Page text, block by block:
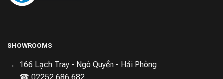
cả vào ban đêm.
SHOWROOMS
166 Lạch Tray - Ngô Quyền - Hải Phòng
☎ 02252.686.682